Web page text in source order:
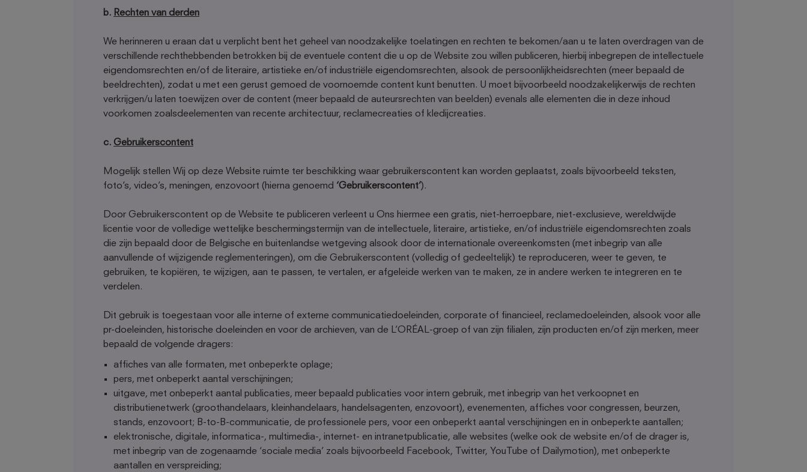
b. Rechten van derden
We herinneren u eraan dat u verplicht bent het geheel van noodzakelijke toelatingen en rechten te bekomen/aan u te laten overdragen van de
verschillende rechthebbenden betrokken bij de eventuele content die u op de Website zou willen publiceren, hierbij inbegrepen de intellectuele
eigendomsrechten en/of de literaire, artistieke en/of industriële eigendomsrechten, alsook de persoonlijkheidsrechten (meer bepaald de
beeldrechten), zodat u met een gerust gemoed de voornoemde content kunt benutten. U moet bijvoorbeeld noodzakelijkerwijs de rechten
verkrijgen/u laten toewijzen over de content (meer bepaald de auteursrechten van beelden) evenals alle elementen die in deze inhoud
voorkomen zoalsdeelementen van recente architectuur, reclamecreaties of kledijcreaties.
c. Gebruikerscontent
Mogelijk stellen Wij op deze Website ruimte ter beschikking waar gebruikerscontent kan worden geplaatst, zoals bijvoorbeeld teksten,
foto’s, video’s, meningen, enzovoort (hierna genoemd ‘Gebruikerscontent’).
Door Gebruikerscontent op de Website te publiceren verleent u Ons hiermee een gratis, niet-herroepbare, niet-exclusieve, wereldwijde
licentie voor de volledige wettelijke beschermingstermijn van de intellectuele, literaire, artistieke, en/of industriële eigendomsrechten zoals
die zijn bepaald door de Belgische en buitenlandse wetgeving alsook door de internationale overeenkomsten (met inbegrip van alle
aanvullende of wijzigende reglementeringen), om die Gebruikerscontent (volledig of gedeeltelijk) te reproduceren, weer te geven, te
gebruiken, te kopiëren, te wijzigen, aan te passen, te vertalen, er afgeleide werken van te maken, ze in andere werken te integreren en te
verdelen.
Dit gebruik is toegestaan voor alle interne of externe communicatiedoeleinden, corporate of financieel, reclamedoeleinden, alsook voor alle
pr-doeleinden, historische doeleinden en voor de archieven, van de L’ORÉAL-groep of van zijn filialen, zijn producten en/of zijn merken, meer
bepaald de volgende dragers:
affiches van alle formaten, met onbeperkte oplage;
pers, met onbeperkt aantal verschijningen;
uitgave, met onbeperkt aantal publicaties, meer bepaald publicaties voor intern gebruik, met inbegrip van het verkoopnet en
distributienetwerk (groothandelaars, kleinhandelaars, handelsagenten, enzovoort), evenementen, affiches voor congressen, beurzen,
stands, enzovoort; B-to-B-communicatie, de professionele pers, voor een onbeperkt aantal verschijningen en in onbeperkte aantallen;
elektronische, digitale, informatica-, multimedia-, internet- en intranetpublicatie, alle websites (welke ook de website en/of de drager is,
met inbegrip van de zogenaamde ‘sociale media’ zoals bijvoorbeeld Facebook, Twitter, YouTube of Dailymotion), met onbeperkte
aantallen en verspreiding;